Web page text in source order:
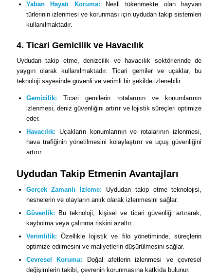
Yaban Hayatı Koruma: Nesli tükenmekte olan hayvan
türlerinin izlenmesi ve korunması için uydudan takip sistemleri
kullanılmaktadır.
4. Ticari Gemicilik ve Havacılık
Uydudan takip etme, denizcilik ve havacılık sektörlerinde de
yaygın olarak kullanılmaktadır. Ticari gemiler ve uçaklar, bu
teknoloji sayesinde güvenli ve verimli bir şekilde izlenebilir.
Gemicilik: Ticari gemilerin rotalarının ve konumlarının
izlenmesi, deniz güvenliğini artırır ve lojistik süreçleri optimize
eder.
Havacılık: Uçakların konumlarının ve rotalarının izlenmesi,
hava trafiğinin yönetilmesini kolaylaştırır ve uçuş güvenliğini
artırır.
Uydudan Takip Etmenin Avantajları
Gerçek Zamanlı İzleme: Uydudan takip etme teknolojisi,
nesnelerin ve olayların anlık olarak izlenmesini sağlar.
Güvenlik: Bu teknoloji, kişisel ve ticari güvenliği artırarak,
kaybolma veya çalınma riskini azaltır.
Verimlilik: Özellikle lojistik ve filo yönetiminde, süreçlerin
optimize edilmesini ve maliyetlerin düşürülmesini sağlar.
Çevresel Koruma: Doğal afetlerin izlenmesi ve çevresel
değişimlerin takibi, çevrenin korunmasına katkıda bulunur.